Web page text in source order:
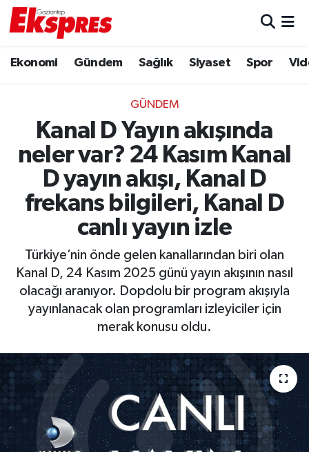
Ekonomi Gündem Sağlık Siyaset Spor
GÜNDEM
Kanal D Yayın akışında
neler var? 24 Kasım Kanal
D yayın akışı, Kanal D
frekans bilgileri, Kanal D
canlı yayın izle
Türkiye’nin önde gelen kanallarından biri olan
Kanal D, 24 Kasım 2025 günü yayın akışının nasıl
olacağı aranıyor. Dopdolu bir program akışıyla
yayınlanacak olan programları izleyiciler için
merak konusu oldu.
Ekonomi
Gaziantep son dakika
Genel
Gündem
Haberler
Kültür Sanat
Magazin
Piyasa
Resmi İlanlar
Sağlık
Trafik Durumu
Puan Durumu ve Fikstür
Tüm Manşetler
Son Dakika Haberleri
Haber Arşivi